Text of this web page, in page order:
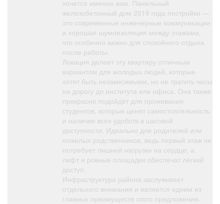
хочется именно вам. Панельный
железобетонный дом 2019 года постройки —
это современные инженерные коммуникации
и хорошая шумоизоляция между этажами,
что особенно важно для спокойного отдыха
после работы.
Локация делает эту квартиру отличным
вариантом для молодых людей, которые
хотят быть независимыми, но не тратить часы
на дорогу до института или офиса. Она также
прекрасно подойдёт для проживания
студентов, которые ценят самостоятельность
и наличие всех удобств в шаговой
доступности. Идеально для родителей или
пожилых родственников, ведь первый этаж не
потребует лишней нагрузки на сердце, а
лифт и ровные площадки обеспечат лёгкий
доступ.
Инфраструктура района заслуживает
отдельного внимания и является одним из
главных преимуществ этого предложения.